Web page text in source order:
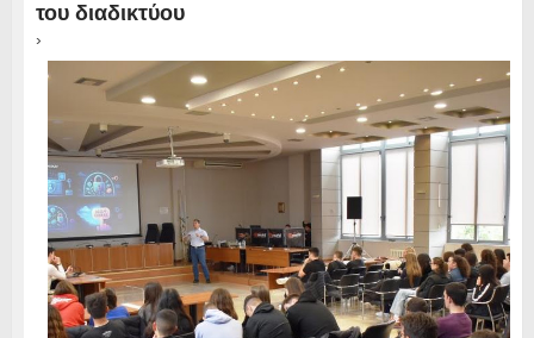
του διαδικτύου
›